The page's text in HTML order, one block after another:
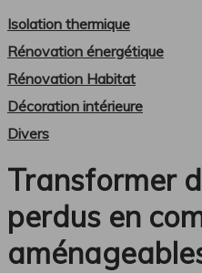
Isolation thermique
Rénovation énergétique
Rénovation Habitat
Décoration intérieure
Divers
Transformer
perdus en